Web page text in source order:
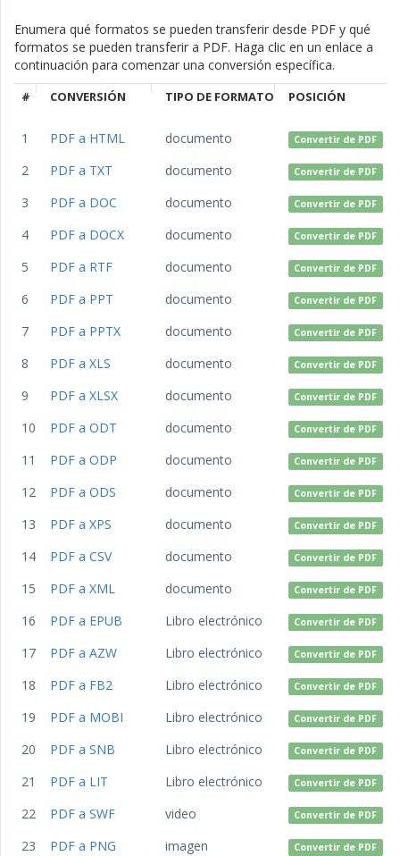
Enumera qué formatos se pueden transferir desde PDF y qué
formatos se pueden transferir a PDF. Haga clic en un enlace a
continuación para comenzar una conversión específica.
# CONVERSIÓN TIPO DE FORMATO POSICIÓN
1 PDF a HTML documento Convertir de PDF
2 PDF a TXT documento Convertir de PDF
3 PDF a DOC documento Convertir de PDF
4 PDF a DOCX documento Convertir de PDF
5 PDF a RTF documento Convertir de PDF
6 PDF a PPT documento Convertir de PDF
7 PDF a PPTX documento Convertir de PDF
8 PDF a XLS documento Convertir de PDF
9 PDF a XLSX documento Convertir de PDF
10 PDF a ODT documento Convertir de PDF
11 PDF a ODP documento Convertir de PDF
12 PDF a ODS documento Convertir de PDF
13 PDF a XPS documento Convertir de PDF
14 PDF a CSV documento Convertir de PDF
15 PDF a XML documento Convertir de PDF
16 PDF a EPUB Libro electrónico Convertir de PDF
17 PDF a AZW Libro electrónico Convertir de PDF
18 PDF a FB2 Libro electrónico Convertir de PDF
19 PDF a MOBI Libro electrónico Convertir de PDF
20 PDF a SNB Libro electrónico Convertir de PDF
21 PDF a LIT Libro electrónico Convertir de PDF
22 PDF a SWF video Convertir de PDF
23 PDF a PNG imagen Convertir de PDF